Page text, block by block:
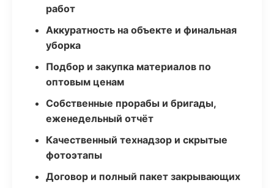
работ
Аккуратность на объекте и финальная
уборка
Подбор и закупка материалов по
оптовым ценам
Собственные прорабы и бригады,
еженедельный отчёт
Качественный технадзор и скрытые
фотоэтапы
Договор и полный пакет закрывающих